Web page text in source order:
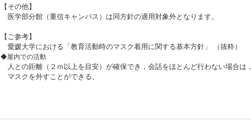
【その他】
医学部分館（重信キャンパス）は同方針の適用対象外となります。
【ご参考】
愛媛大学における「教育活動時のマスク着用に関する基本方針」 （抜粋）
◆屋内での活動
人との距離（２ｍ以上を目安）が確保でき，会話をほとんど行わない場合は，
マスクを外すことができる。